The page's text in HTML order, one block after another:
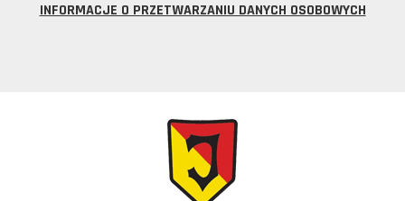
INFORMACJE O PRZETWARZANIU DANYCH OSOBOWYCH